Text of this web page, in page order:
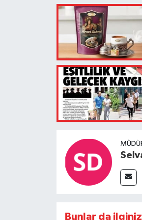
Bunlar da